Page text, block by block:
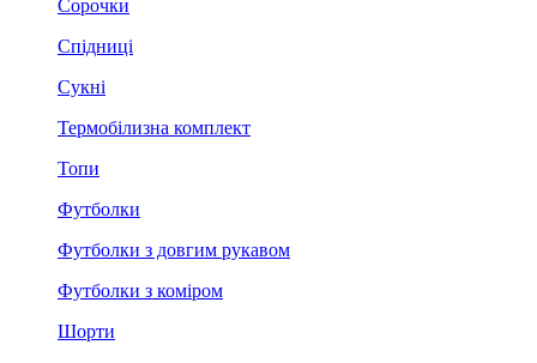
Сорочки
Спідниці
Сукні
Термобілизна комплект
Топи
Футболки
Футболки з довгим рукавом
Футболки з коміром
Шорти